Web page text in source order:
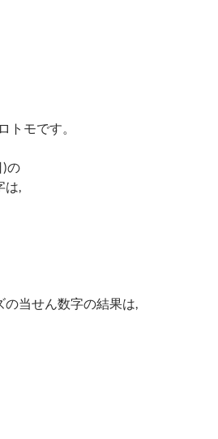
トモです。
)の
は,
当せん数字の結果は,